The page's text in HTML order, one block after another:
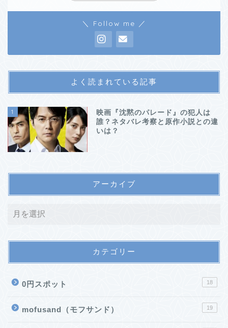
＼ Follow me ／
よく読まれている記事
1
映画『沈黙のパレード』の犯人は
誰？ネタバレ考察と原作小説との違
いは？
アーカイブ
カテゴリー
0円スポット 18
mofusand（モフサンド） 19